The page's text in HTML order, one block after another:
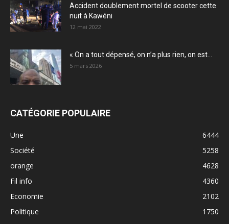
Accident doublement mortel de scooter cette
nuit à Kawéni
12 mai 2022
« On a tout dépensé, on n’a plus rien, on est...
5 mars 2026
CATÉGORIE POPULAIRE
Une
6444
Société
5258
orange
4628
Fil info
4360
Economie
2102
Politique
1750